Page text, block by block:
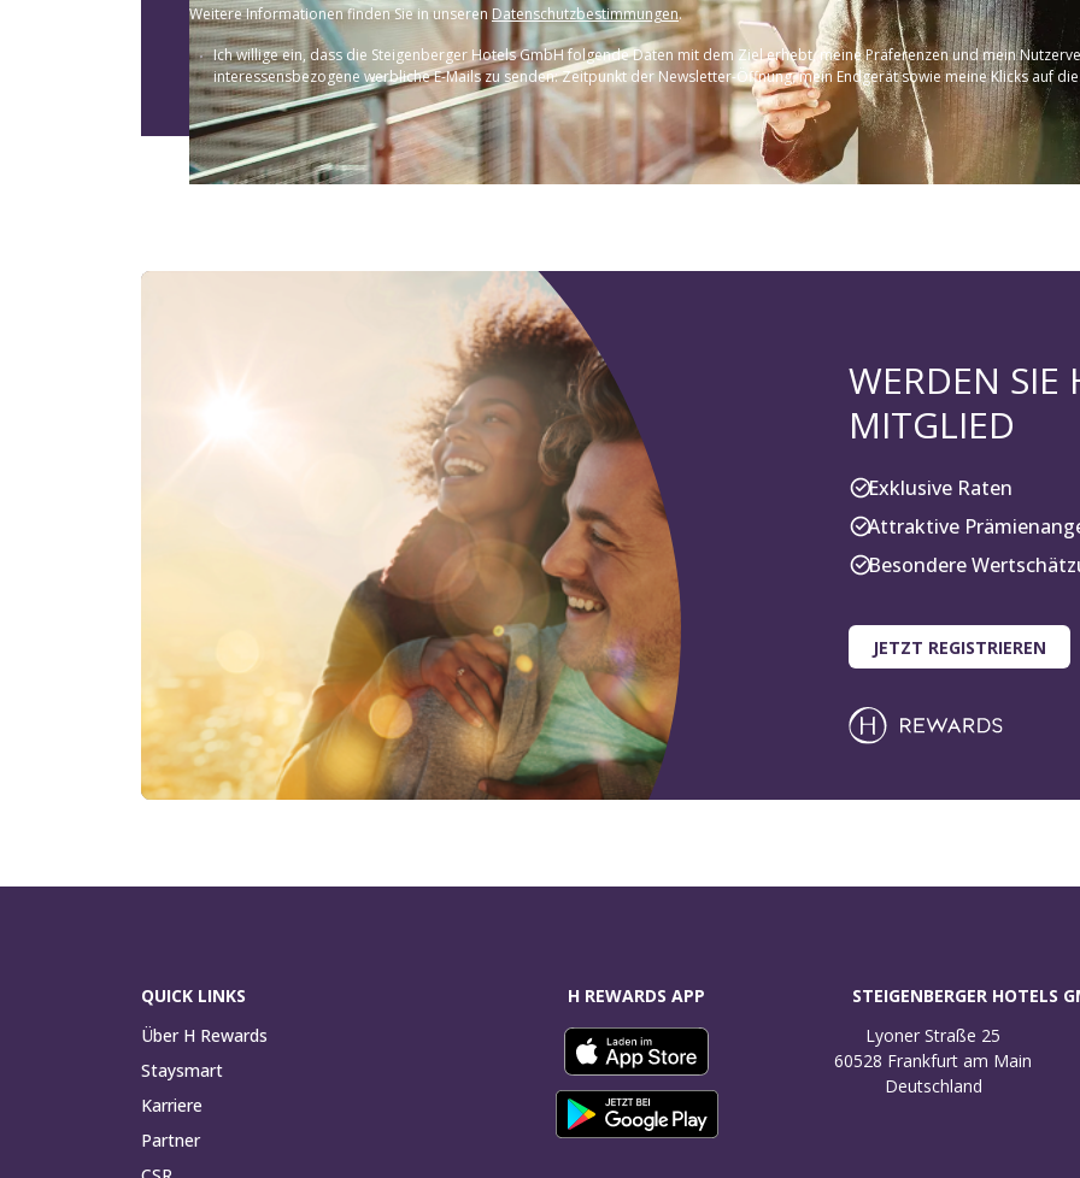
Weitere Informationen finden Sie in unseren Datenschutzbestimmungen.
Ich willige ein, dass die Steigenberger Hotels GmbH folgende Daten mit dem Ziel erhebt, meine Präferenzen und mein
interessensbezogene werbliche E-Mails zu senden: Zeitpunkt der Newsletter-Öffnung, mein Endgerät sowie meine Klicks auf
WERDEN SIE
MITGLIED
Exklusive Raten
Attraktive
Besondere
JETZT REGISTRIEREN
QUICK LINKS
Über H Rewards
Staysmart
Karriere
Partner
H REWARDS APP
STEIGENBERGER HOTELS
Lyoner Straße 25
60528 Frankfurt am Main
Deutschland